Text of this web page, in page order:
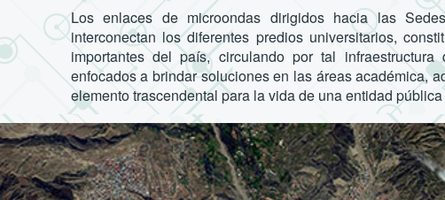
Los enlaces de microondas dirigidos hacia las
interconectan los diferentes predios universitarios,
importantes del país, circulando por tal
enfocados a brindar soluciones en las áreas académica,
elemento trascendental para la vida de una entidad